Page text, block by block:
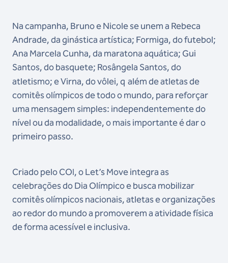
Na campanha, Bruno e Nicole se unem a Rebeca
Andrade, da ginástica artística; Formiga, do futebol;
Ana Marcela Cunha, da maratona aquática; Gui
Santos, do basquete; Rosângela Santos, do
atletismo; e Virna, do vôlei, q além de atletas de
comitês olímpicos de todo o mundo, para reforçar
uma mensagem simples: independentemente do
nível ou da modalidade, o mais importante é dar o
primeiro passo.
Criado pelo COI, o Let’s Move integra as
celebrações do Dia Olímpico e busca mobilizar
comitês olímpicos nacionais, atletas e organizações
ao redor do mundo a promoverem a atividade física
de forma acessível e inclusiva.